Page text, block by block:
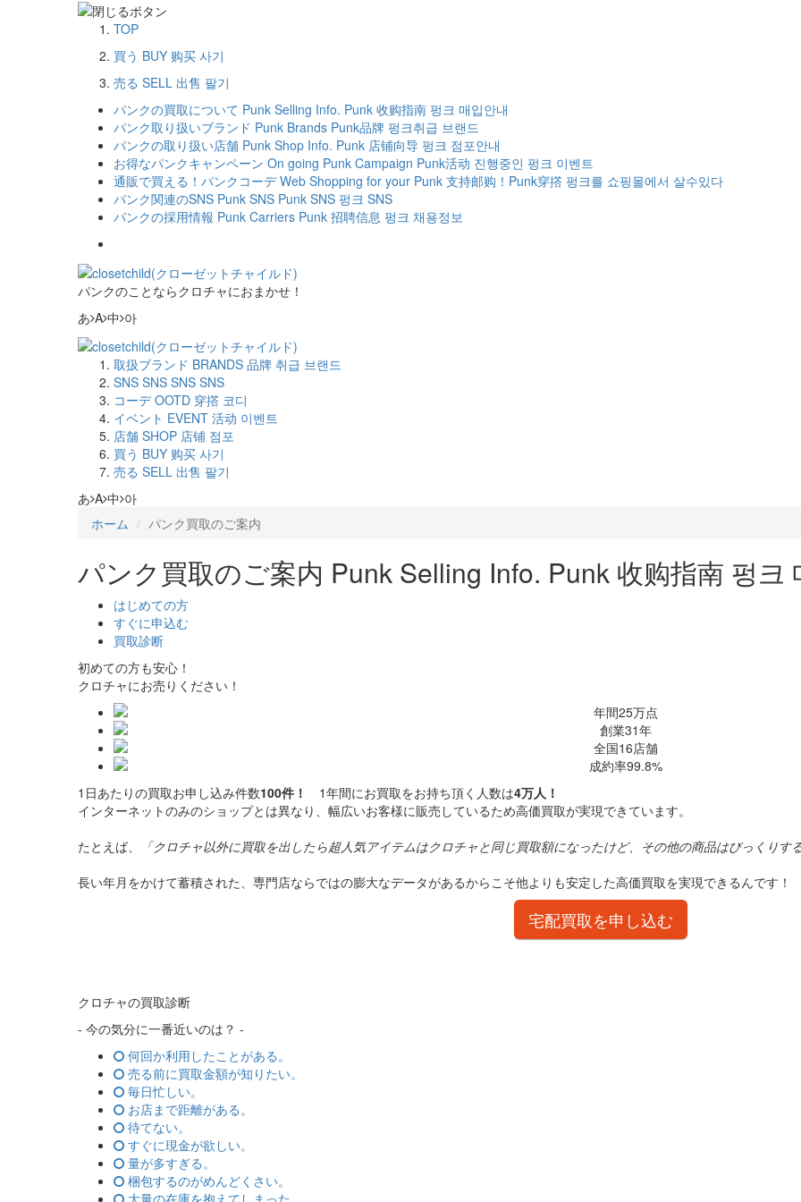
TOP
買う BUY 购买 사기
売る SELL 出售 팔기
パンクの買取について Punk Selling Info. Punk 收购指南 펑크 매입안내
パンク取り扱いブランド Punk Brands Punk品牌 펑크취급 브랜드
パンクの取り扱い店舗 Punk Shop Info. Punk 店铺向导 펑크 점포안내
お得なパンクキャンペーン On going Punk Campaign Punk活动 진행중인 펑크 이벤트
通販で買える！パンクコーデ Web Shopping for your Punk 支持邮购！Punk穿撘 펑크를 쇼핑몰에서 살수있다
パンク関連のSNS Punk SNS Punk SNS 펑크 SNS
パンクの採用情報 Punk Carriers Punk 招聘信息 펑크 채용정보
パンクのことならクロチャにおまかせ！
あ A 中 아
取扱ブランド BRANDS 品牌 취급 브랜드
SNS SNS SNS SNS
コーデ OOTD 穿撘 코디
イベント EVENT 活动 이벤트
店舗 SHOP 店铺 점포
買う BUY 购买 사기
売る SELL 出售 팔기
あ A 中 아
ホーム
パンク買取のご案内
パンク買取のご案内 Punk Selling Info. Punk 收购指南 펑크
はじめての方
すぐに申込む
買取診断
初めての方も安心！
クロチャにお売りください！
1日あたりの買取お申し込み件数100件！ 1年間にお買取をお持ち頂く人数は4万人！
インターネットのみのショップとは異なり、幅広いお客様に販売しているため高価買取が実現できています。
たとえば、
「クロチャ以外に買取を出したら超人気アイテムはクロチャと同じ買取額になったけど、その他の商品はびっくりす
長い年月をかけて蓄積された、専門店ならではの膨大なデータがあるからこそ他よりも安定した高価買取を実現できるんです！
宅配買取を申し込む
クロチャの買取診断
- 今の気分に一番近いのは？ -
何回か利用したことがある。
売る前に買取金額が知りたい。
毎日忙しい。
お店まで距離がある。
待てない。
すぐに現金が欲しい。
量が多すぎる。
梱包するのがめんどくさい。
大量の在庫を抱えてしまった。